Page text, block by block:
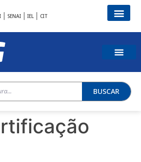
SENAI IEL CIT
BUSCAR